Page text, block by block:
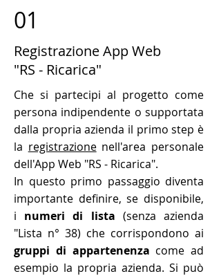
01
Registrazione App Web
"RS - Ricarica"
Che si partecipi al progetto come
persona indipendente o supportata
dalla propria azienda il primo step è
la registrazionenell'area personale
dell'App Web "RS - Ricarica".
In questo primo passaggio diventa
importante definire, se disponibile,
i numeri di lista (senza azienda
"Lista n° 38) che corrispondono ai
gruppi di appartenenza come ad
esempio la propria azienda. Si può